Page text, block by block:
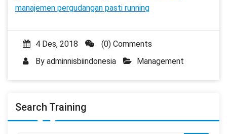
manajemen pergudangan pasti running
4 Des, 2018
(0) Comments
By adminnisbiindonesia Management
Search Training